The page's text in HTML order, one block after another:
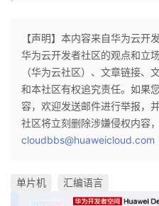
【声明】本内容来自华为云开
华为云开发者社区的观点和立
（华为云社区）、文章链接、
和本社区有权追究责任。如果
容，欢迎发送邮件进行举报，
社区将立刻删除涉嫌侵权内容，
cloudbbs@huaweicloud.com
单片机 汇编语言